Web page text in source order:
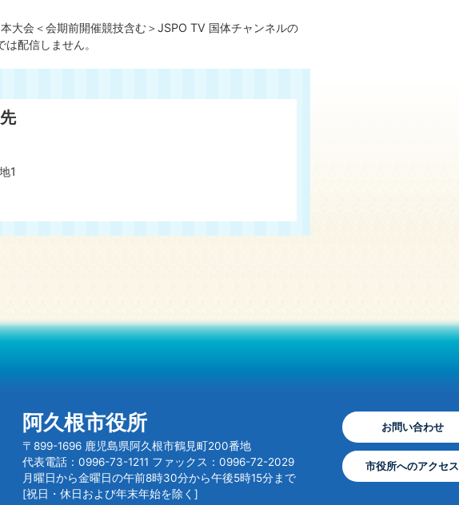
大会＜会期前開催競技含む＞JSPO TV 国体チャンネルの
配信しません。
1
阿久根市役所
〒899-1696 鹿児島県阿久根市鶴見町200番地
代表電話：0996-73-1211 ファックス：0996-72-2029
月曜日から金曜日の午前8時30分から午後5時15分まで
[祝日・休日および年末年始を除く]
お問い合わせ
市役所へのアクセス